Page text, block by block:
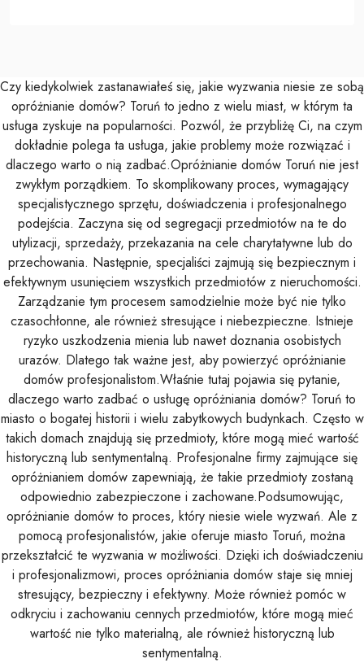
Czy kiedykolwiek zastanawiałeś się, jakie wyzwania niesie ze sobą
opróżnianie domów? Toruń to jedno z wielu miast, w którym ta
usługa zyskuje na popularności. Pozwól, że przybliżę Ci, na czym
dokładnie polega ta usługa, jakie problemy może rozwiązać i
dlaczego warto o nią zadbać.Opróżnianie domów Toruń nie jest
zwykłym porządkiem. To skomplikowany proces, wymagający
specjalistycznego sprzętu, doświadczenia i profesjonalnego
podejścia. Zaczyna się od segregacji przedmiotów na te do
utylizacji, sprzedaży, przekazania na cele charytatywne lub do
przechowania. Następnie, specjaliści zajmują się bezpiecznym i
efektywnym usunięciem wszystkich przedmiotów z nieruchomości.
Zarządzanie tym procesem samodzielnie może być nie tylko
czasochłonne, ale również stresujące i niebezpieczne. Istnieje
ryzyko uszkodzenia mienia lub nawet doznania osobistych
urazów. Dlatego tak ważne jest, aby powierzyć opróżnianie
domów profesjonalistom.Właśnie tutaj pojawia się pytanie,
dlaczego warto zadbać o usługę opróżniania domów? Toruń to
miasto o bogatej historii i wielu zabytkowych budynkach. Często w
takich domach znajdują się przedmioty, które mogą mieć wartość
historyczną lub sentymentalną. Profesjonalne firmy zajmujące się
opróżnianiem domów zapewniają, że takie przedmioty zostaną
odpowiednio zabezpieczone i zachowane.Podsumowując,
opróżnianie domów to proces, który niesie wiele wyzwań. Ale z
pomocą profesjonalistów, jakie oferuje miasto Toruń, można
przekształcić te wyzwania w możliwości. Dzięki ich doświadczeniu
i profesjonalizmowi, proces opróżniania domów staje się mniej
stresujący, bezpieczny i efektywny. Może również pomóc w
odkryciu i zachowaniu cennych przedmiotów, które mogą mieć
wartość nie tylko materialną, ale również historyczną lub
sentymentalną.